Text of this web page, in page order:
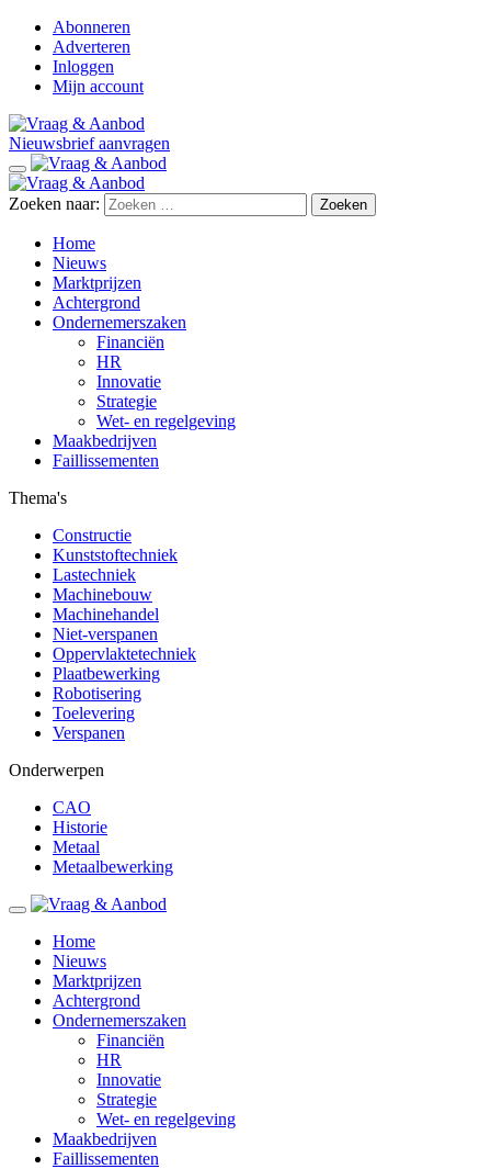
Abonneren
Adverteren
Inloggen
Mijn account
Nieuwsbrief aanvragen
Zoeken naar:
Home
Nieuws
Marktprijzen
Achtergrond
Ondernemerszaken
Financiën
HR
Innovatie
Strategie
Wet- en regelgeving
Maakbedrijven
Faillissementen
Thema's
Constructie
Kunststoftechniek
Lastechniek
Machinebouw
Machinehandel
Niet-verspanen
Oppervlaktetechniek
Plaatbewerking
Robotisering
Toelevering
Verspanen
Onderwerpen
CAO
Historie
Metaal
Metaalbewerking
Home
Nieuws
Marktprijzen
Achtergrond
Ondernemerszaken
Financiën
HR
Innovatie
Strategie
Wet- en regelgeving
Maakbedrijven
Faillissementen